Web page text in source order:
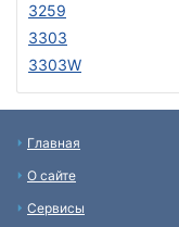
3259
3303
3303W
Главная
О сайте
Сервисы